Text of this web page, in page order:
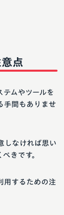
点
ムやツールを
手間もありませ
しなければ思い
きです。
用するための注